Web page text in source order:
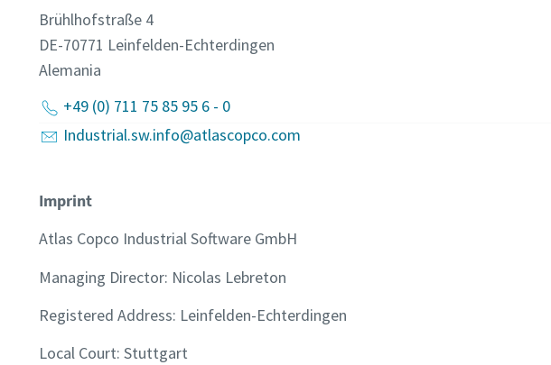
Brühlhofstraße 4
DE-70771 Leinfelden-Echterdingen
Alemania
+49 (0) 711 75 85 95 6 - 0
Industrial.sw.info@atlascopco.com
Imprint
Atlas Copco Industrial Software GmbH
Managing Director: Nicolas Lebreton
Registered Address: Leinfelden-Echterdingen
Local Court: Stuttgart